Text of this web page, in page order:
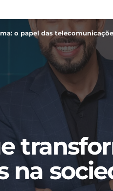
o papel das
na